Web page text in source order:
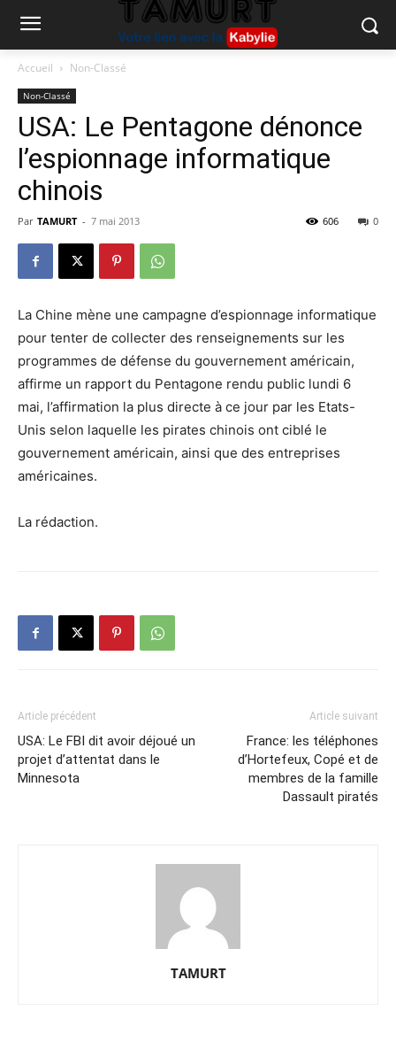
Accueil Non-Classé
Non-Classé
USA: Le Pentagone dénonce
l’espionnage informatique
chinois
Par TAMURT - 7 mai 2013 0
606
La Chine mène une campagne d’espionnage informatique
pour tenter de collecter des renseignements sur les
programmes de défense du gouvernement américain,
affirme un rapport du Pentagone rendu public lundi 6
mai, l’affirmation la plus directe à ce jour par les Etats-
Unis selon laquelle les pirates chinois ont ciblé le
gouvernement américain, ainsi que des entreprises
américaines.
La rédaction.
Article précédent
USA: Le FBI dit avoir déjoué un
projet d’attentat dans le
Minnesota
Article suivant
France: les téléphones
d’Hortefeux, Copé et de
membres de la famille
Dassault piratés
TAMURT